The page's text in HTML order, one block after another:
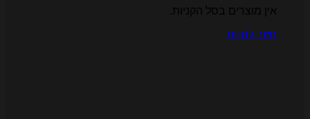
מוצרים בסל הקניות.
לחנות